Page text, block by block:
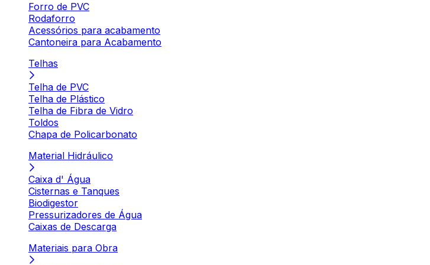
Forro de PVC
Rodaforro
Acessórios para acabamento
Cantoneira para Acabamento
Telhas
Telha de PVC
Telha de Plástico
Telha de Fibra de Vidro
Toldos
Chapa de Policarbonato
Material Hidráulico
Caixa d' Água
Cisternas e Tanques
Biodigestor
Pressurizadores de Água
Caixas de Descarga
Materiais para Obra